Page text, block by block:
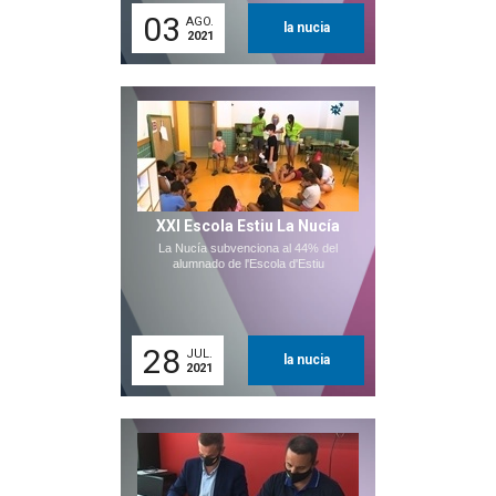
03 AGO.
2021
la nucia
XXI Escola Estiu La Nucía
La Nucía subvenciona al 44% del
alumnado de l'Escola d'Estiu
28 JUL.
2021
la nucia